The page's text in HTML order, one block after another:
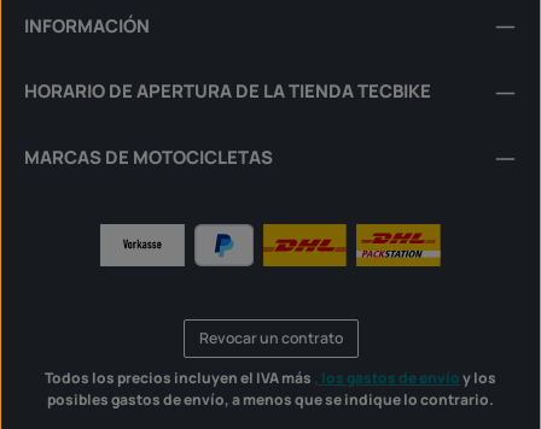
INFORMACIÓN
HORARIO DE APERTURA DE LA TIENDA TECBIKE
MARCAS DE MOTOCICLETAS
Revocar un contrato
Todos los precios incluyen el IVA más , los gastos de envíoy los
posibles gastos de envío, a menos que se indique lo contrario.